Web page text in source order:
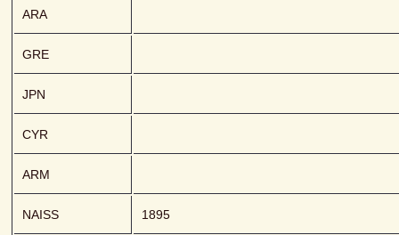
ARA
GRE
JPN
CYR
ARM
NAISS 1895